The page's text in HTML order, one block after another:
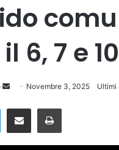
6, 7 e
Invia Novembre 3, 2025 Ultimi
LinkedIn
Condividi via EmailStampa